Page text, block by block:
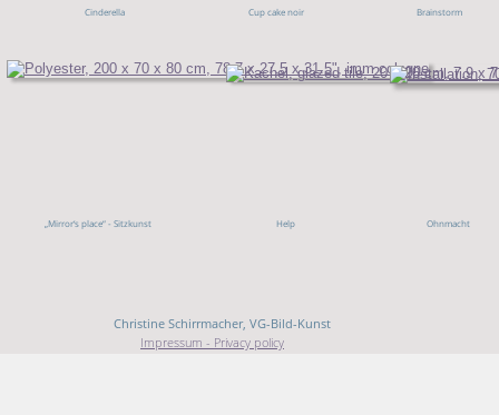
                        © Christine Schirrmacher, VG-Bild-Kunst
Impressum - Privacy policy
Brainstorm
Cinderella Cup cake noir
„Mirror‘s place“ - Sitzkunst Help Ohnmacht